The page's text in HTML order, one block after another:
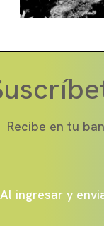
Recibe en tu
Al ingresar y